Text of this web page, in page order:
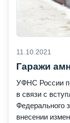
11.10.2021
Гаражи
УФНС России
в связи с
Федерального
внесении